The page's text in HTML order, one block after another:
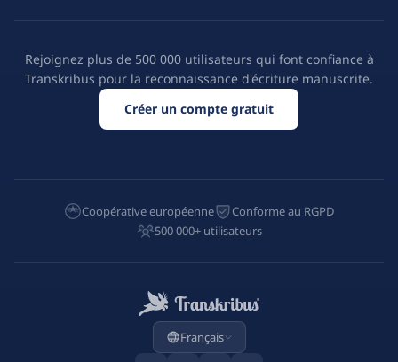
Rejoignez plus de 500 000 utilisateurs qui font confiance à
Transkribus pour la reconnaissance d'écriture manuscrite.
Créer un compte gratuit
Coopérative européenne
Conforme au RGPD
500 000+ utilisateurs
Français